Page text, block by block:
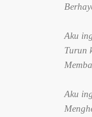
Aku
Turun
Aku